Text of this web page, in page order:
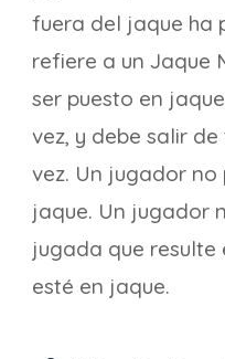
fuera del jaque ha
refiere a un Jaque
ser puesto en
vez, y debe salir
vez. Un jugador no
jaque. Un jugador
jugada que resulte
esté en jaque.